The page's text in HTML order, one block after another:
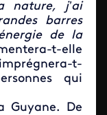
nature, j’ai
barres
de la
t-elle
t-
qui
Guyane. De